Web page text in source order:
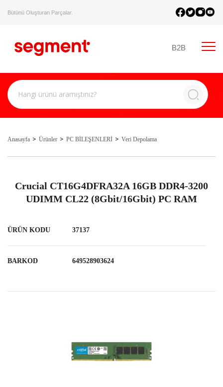
Bütünü Oluşturan Parçalar.
B2B
Anasayfa Ürünler PC BİLEŞENLERİ Veri Depolama
Crucial CT16G4DFRA32A 16GB DDR4-3200
UDIMM CL22 (8Gbit/16Gbit) PC RAM
ÜRÜN KODU 37137
BARKOD 649528903624